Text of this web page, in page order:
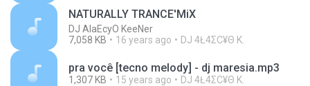
NATURALLY TRANCE'MiX
DJ AlaEcyO KeeNer
7,058 KB
16 years ago DJ 4Ł4ΣС¥Θ K.
pra você [tecno melody] - dj maresia.mp3
1,307 KB 15 years ago DJ 4Ł4ΣС¥Θ K.